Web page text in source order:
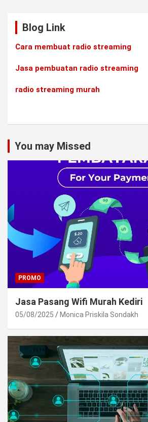
Blog Link
Cara membuat radio streaming
Jasa pembuatan radio streaming
radio streaming murah
You may Missed
PROMO
Jasa Pasang Wifi Murah Kediri
05/08/2025 Monica Priskila Sondakh